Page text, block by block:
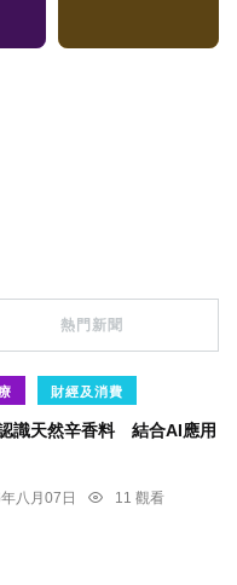
熱門新聞
財經及消費
識天然辛香料 結合AI應用
八月07日
11 觀看